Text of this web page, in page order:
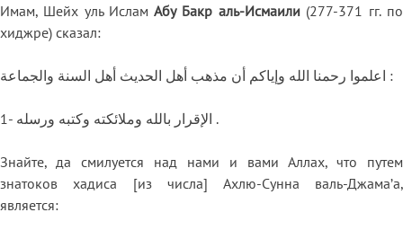
Имам, Шейх уль Ислам Абу Бакр аль-Исмаили(277-371 гг. по
хиджре) сказал:
اعلموا رحمنا الله وإياكم أن مذهب أهل الحديث أهل السنة والجماعة :
1- الإقرار بالله وملائكته وكتبه ورسله .
Знайте, да смилуется над нами и вами Аллах, что путем
знатоков хадиса [из числа] Ахлю-Сунна валь-Джама’а,
является: